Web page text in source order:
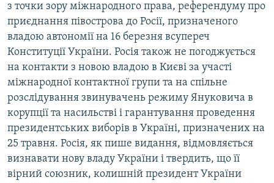
з точки зору міжнародного права, референдуму про
приєднання півострова до Росії, призначеного
владою автономії на 16 березня всупереч
Конституції України. Росія також не погоджується
на контакти з новою владою в Києві за участі
міжнародної контактної групи та на спільне
розслідування звинувачень режиму Януковича в
корупції та насильстві і гарантування проведення
президентських виборів в Україні, призначених на
25 травня. Росія, як пише видання, відмовляється
визнавати нову владу України і твердить, що її
вірний союзник, колишній президент України